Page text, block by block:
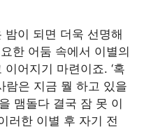
이 되면 더욱 선명해
한 어둠 속에서 이별의
어지기 마련이죠. ‘혹
람은 지금 뭘 하고 있을
맴돌다 결국 잠 못 이
러한 이별 후 자기 전